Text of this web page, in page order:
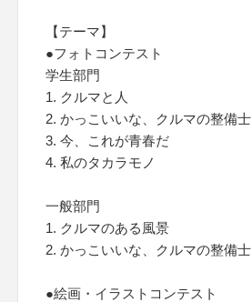
【テーマ】
●フォトコンテスト
学生部門
1. クルマと人
2. かっこいいな、クルマの整備士
3. 今、これが青春だ
4. 私のタカラモノ
一般部門
1. クルマのある風景
2. かっこいいな、クルマの整備士
●絵画・イラストコンテスト